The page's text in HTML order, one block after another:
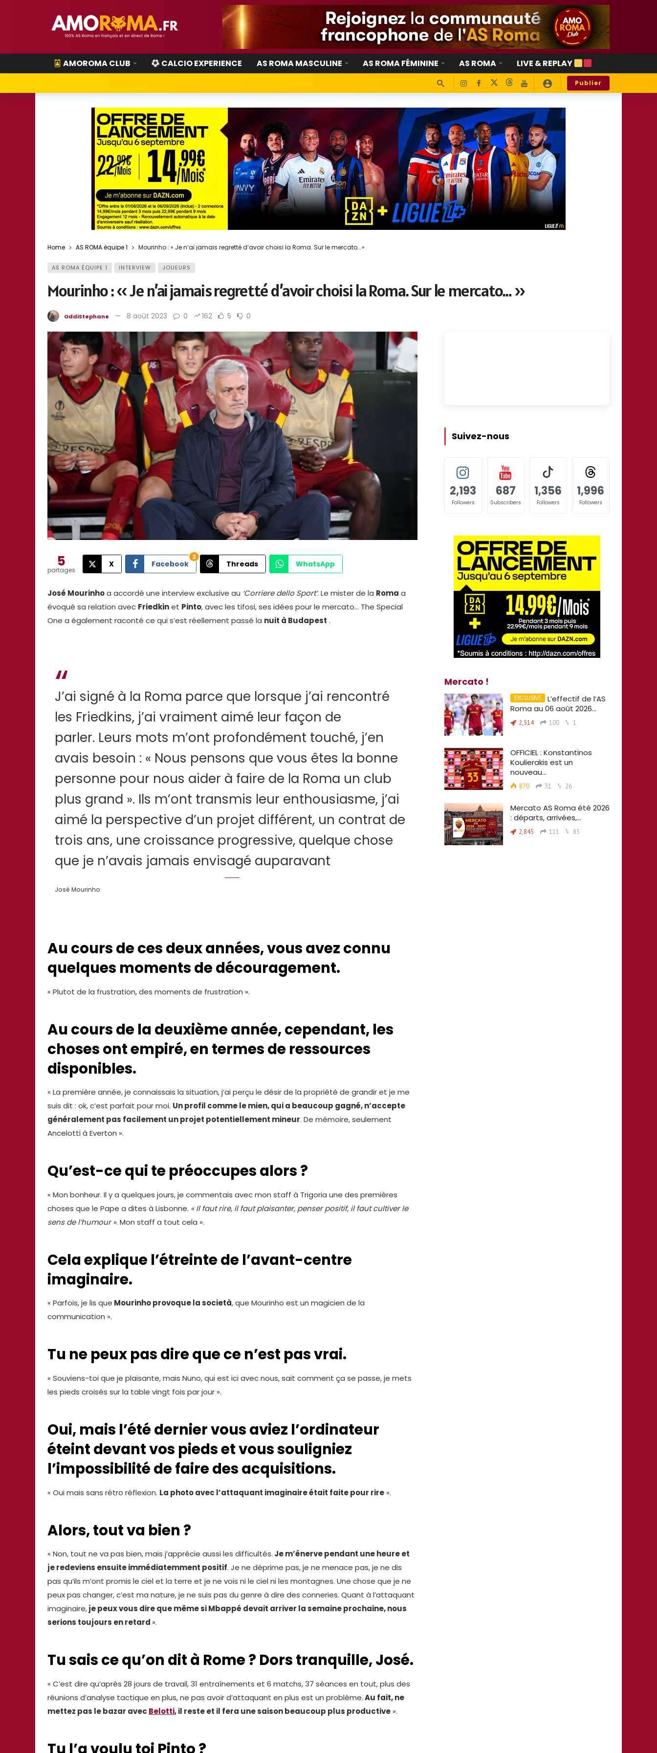
AMOROMA CLUB CALCIO EXPERIENCE AS ROMA MASCULINE AS ROMA FÉMININE AS ROMA LIVE & REPLAY
Publier
Home AS ROMA équipe 1 Mourinho : « Je n’ai jamais regretté d’avoir choisi la Roma. Sur le mercato… »
AS ROMA ÉQUIPE 1 INTERVIEW JOUEURS
Mourinho : « Je n’ai jamais regretté d’avoir choisi la Roma. Sur le mercato… »
OddiStephane 8 août 2023 0 162 5 0
5
partages
X Facebook
2
Threads WhatsApp
José Mourinhoa accordé une interview exclusive au ‘Corriere dello Sport’. Le mister de la Roma a
évoqué sa relation avec Friedkinet Pinto, avec les tifosi, ses idées pour le mercato… The Special
One a également raconté ce qui s’est réellement passé la nuit à Budapest .
J’ai signé à la Roma parce que lorsque j’ai rencontré
les Friedkins, j’ai vraiment aimé leur façon de
parler. Leurs mots m’ont profondément touché, j’en
avais besoin : « Nous pensons que vous êtes la bonne
personne pour nous aider à faire de la Roma un club
plus grand ». Ils m’ont transmis leur enthousiasme, j’ai
aimé la perspective d’un projet différent, un contrat de
trois ans, une croissance progressive, quelque chose
que je n’avais jamais envisagé auparavant
José Mourinho
Au cours de ces deux années, vous avez connu
quelques moments de découragement.
« Plutot de la frustration, des moments de frustration ».
Au cours de la deuxième année, cependant, les
choses ont empiré, en termes de ressources
disponibles.
« La première année, je connaissais la situation, j’ai perçu le désir de la propriété de grandir et je me
suis dit : ok, c’est parfait pour moi. Un profil comme le mien, qui a beaucoup gagné, n’accepte
généralement pas facilement un projet potentiellement mineur. De mémoire, seulement
Ancelotti à Everton ».
Qu’est-ce qui te préoccupes alors ?
« Mon bonheur. Il y a quelques jours, je commentais avec mon staff à Trigoria une des premières
choses que le Pape a dites à Lisbonne. « Il faut rire, il faut plaisanter, penser positif, il faut cultiver le
sens de l’humour ». Mon staff a tout cela ».
Cela explique l’étreinte de l’avant-centre
imaginaire.
« Parfois, je lis que Mourinho provoque la società, que Mourinho est un magicien de la
communication ».
Tu ne peux pas dire que ce n’est pas vrai.
« Souviens-toi que je plaisante, mais Nuno, qui est ici avec nous, sait comment ça se passe, je mets
les pieds croisés sur la table vingt fois par jour ».
Oui, mais l’été dernier vous aviez l’ordinateur
éteint devant vos pieds et vous souligniez
l’impossibilité de faire des acquisitions.
« Oui mais sans rétro réflexion. La photo avec l’attaquant imaginaire était faite pour rire ».
Alors, tout va bien ?
« Non, tout ne va pas bien, mais j’apprécie aussi les difficultés. Je m’énerve pendant une heure et
je redeviens ensuite immédiatemment positif. Je ne déprime pas, je ne menace pas, je ne dis
pas qu’ils m’ont promis le ciel et la terre et je ne vois ni le ciel ni les montagnes. Une chose que je ne
peux pas changer, c’est ma nature, je ne suis pas du genre à dire des conneries. Quant à l’attaquant
imaginaire,je peux vous dire que même si Mbappé devait arriver la semaine prochaine, nous
serions toujours en retard ».
Tu sais ce qu’on dit à Rome ? Dors tranquille, José.
« C’est dire qu’après 28 jours de travail, 31 entraînements et 6 matchs, 37 séances en tout, plus des
réunions d’analyse tactique en plus, ne pas avoir d’attaquant en plus est un problème.Au fait, ne
mettez pas le bazar avec Belotti, il reste et il fera une saison beaucoup plus productive ».
Tu l’a voulu toi Pinto ?
Suivez-nous
2,193
Followers
687
Subscribers
1,356
Followers
1,996
Followers
Mercato !
L’effectif de l’AS
Roma au 06 août 2026…
2,514 100 1
OFFICIEL : Konstantinos
Koulierakis est un
nouveau…
870 31 26
Mercato AS Roma été 2026
: départs, arrivées,…
2,845 111 85